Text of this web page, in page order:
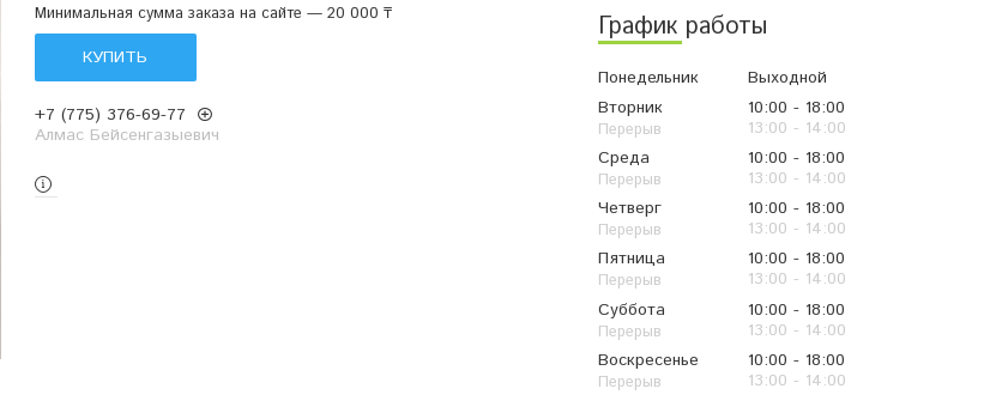
График работы
Понедельник
Выходной
Вторник
10:00
18:00
13:00
14:00
Среда
10:00
18:00
13:00
14:00
Четверг
10:00
18:00
13:00
14:00
Пятница
10:00
18:00
13:00
14:00
Суббота
10:00
18:00
13:00
14:00
Воскресенье
10:00
18:00
13:00
14:00
Минимальная сумма заказа на сайте — 20 000 ₸
КУПИТЬ
+7 (775) 376-69-77
Алмас Бейсенгазыевич